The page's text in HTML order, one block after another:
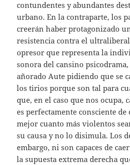
contundentes y abundantes
urbano. En la contraparte, los
creerán haber protagonizado
resistencia contra el
opresor que representa la
sonora del cansino
añorado Aute pidiendo que se
los tirios porque son tal para
que, en el caso que nos ocupa,
es perfectamente consciente
mejor cuanto más violentos
su causa y no lo disimula. Los
embargo, ni son capaces de
la supuesta extrema derecha